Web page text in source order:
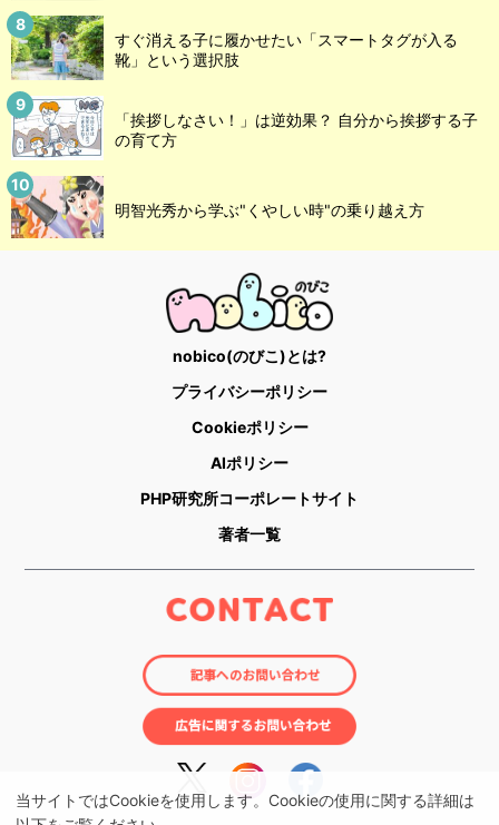
当サイトではCookieを使用します。Cookieの使用に関する詳細は
すぐ消える子に履かせたい「スマートタグが入る
靴」という選択肢
「挨拶しなさい！」は逆効果？ 自分から挨拶する子
の育て方
明智光秀から学ぶ"くやしい時"の乗り越え方
nobico(のびこ)とは?
プライバシーポリシー
Cookieポリシー
AIポリシー
PHP研究所コーポレートサイト
著者一覧